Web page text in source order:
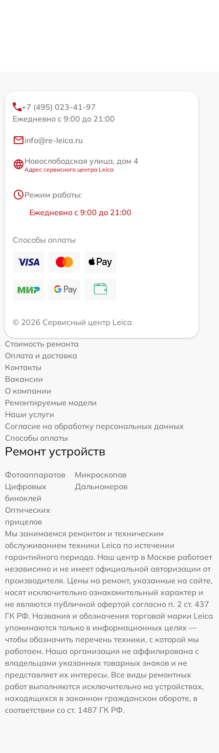
+7 (495) 023-41-97
Ежедневно с 9:00 до 21:00
info@re-leica.ru
Новослободская улица, дом 4
Адрес сервисного центра Leica
Режим работы:
Ежедневно с 9:00 до 21:00
Способы оплаты
© 2026 Сервисный центр Leica
Стоимость ремонта
Оплата и доставка
Контакты
Вакансии
О компании
Ремонтируемые модели
Наши услуги
Согласие на обработку персональных данных
Способы оплаты
Ремонт устройств
Фотоаппаратов
Микроскопов
Цифровых
биноклей
Дальномеров
Оптических
прицелов
Мы занимаемся ремонтом и техническим
обслуживанием техники Leica по истечении
гарантийного периода. Наш центр в Москве работает
независимо и не имеет официальной авторизации от
производителя. Цены на ремонт, указанные на сайте,
носят исключительно ознакомительный характер и
не являются публичной офертой согласно п. 2 ст. 437
ГК РФ. Названия и обозначения торговой марки Leica
упоминаются только в информационных целях —
чтобы обозначить перечень техники, с которой мы
работаем. Наша организация не аффилирована с
владельцами указанных товарных знаков и не
представляет их интересы. Все виды ремонтных
работ выполняются исключительно на устройствах,
находящихся в законном гражданском обороте, в
соответствии со ст. 1487 ГК РФ.